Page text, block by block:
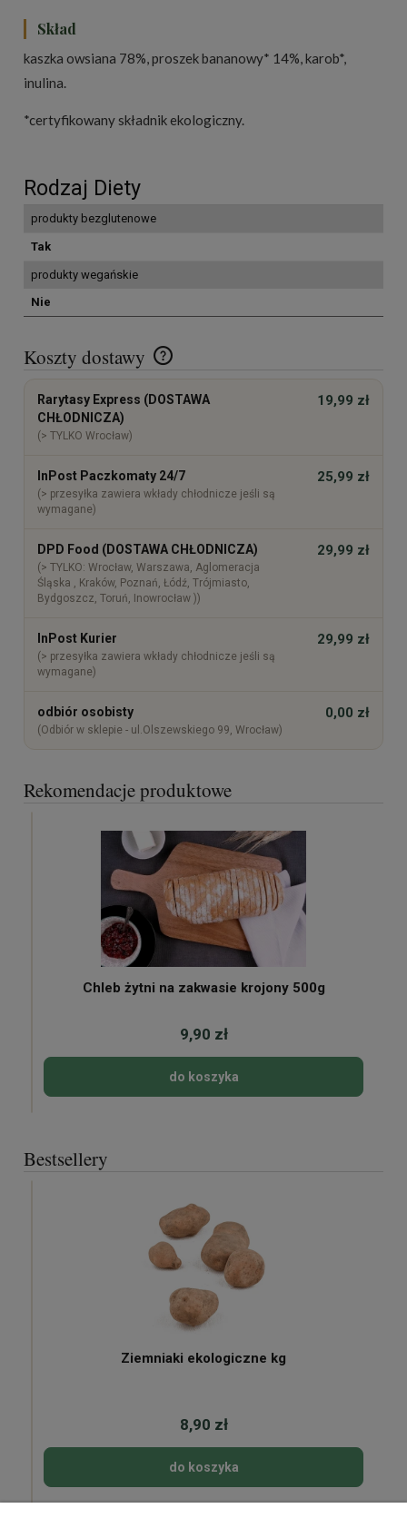
Skład
kaszka owsiana 78%, proszek bananowy* 14%, karob*,
inulina.
*certyfikowany składnik ekologiczny.
Rodzaj Diety
produkty bezglutenowe
Tak
produkty wegańskie
Nie
Koszty dostawy
Cena nie zawiera ewentualnych kosztów płatności
Rarytasy Express (DOSTAWA
CHŁODNICZA)
(> TYLKO Wrocław)
19,99 zł
InPost Paczkomaty 24/7
(> przesyłka zawiera wkłady chłodnicze jeśli są
wymagane)
25,99 zł
DPD Food (DOSTAWA CHŁODNICZA)
(> TYLKO: Wrocław, Warszawa, Aglomeracja
Śląska , Kraków, Poznań, Łódź, Trójmiasto,
Bydgoszcz, Toruń, Inowrocław ))
29,99 zł
InPost Kurier
(> przesyłka zawiera wkłady chłodnicze jeśli są
wymagane)
29,99 zł
odbiór osobisty
(Odbiór w sklepie - ul.Olszewskiego 99, Wrocław)
0,00 zł
Rekomendacje produktowe
Chleb żytni na zakwasie krojony 500g
9,90 zł
do koszyka
Bestsellery
Ziemniaki ekologiczne kg
8,90 zł
do koszyka